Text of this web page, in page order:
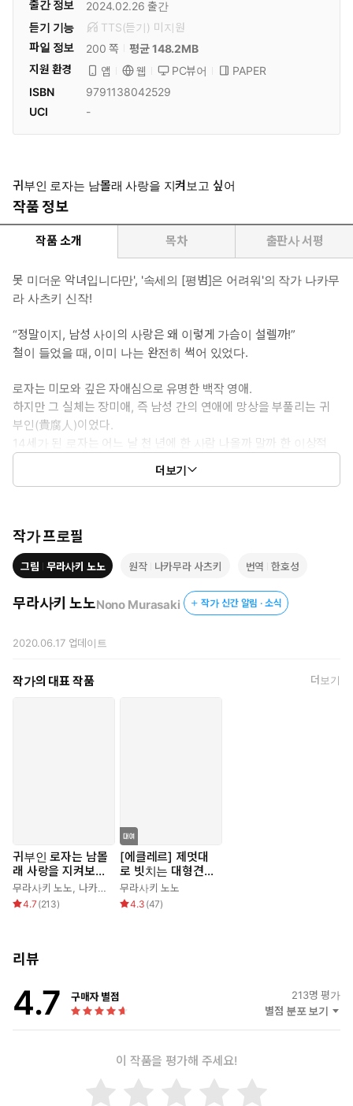
출간 정보 2024.02.26 출간
듣기 기능
TTS(듣기) 미 지원
파일 정보
200 쪽
평균 148.2MB
지원 환경
앱 웹 PC뷰어
PAPER
ISBN
9791138042529
UCI
-
귀부인 로자는 남몰래 사랑을 지켜보고 싶어
작품 정보
작품 소개 목차 출판사 서평
못 미더운 악녀입니다만', '속세의 [평범]은 어려워'의 작가 나카무
라 사츠키 신작!
“정말이지, 남성 사이의 사랑은 왜 이렇게 가슴이 설렐까!”
철이 들었을 때, 이미 나는 완전히 썩어 있었다.
로자는 미모와 깊은 자애심으로 유명한 백작 영애.
하지만 그 실체는 장미애, 즉 남성 간의 연애에 망상을 부풀리는 귀
부인(貴腐人)이었다.
14세가 된 로자는 어느 날 천 년에 한 사람 나올까 말까 한 이상적
‘수’인 배다른 남동생 베르나르도와 운명적으로 만난다.
그리고 곧장 ‘베르땅 총수 계획’을 세우고 분투……하지만 그 썩어 빠
남자만 있다 하면 냅다 엮어 버리는 신개념 BL 좋아 영애 등장!
오늘도 즐겁고 힘차게 덕질을 시작합니다♡
더보기
작가 프로필
그림 무라사키 노노 원작 나카무라 사츠키 번역 한호성
무라사키 노노Nono Murasaki 작가 신간 알림 · 소식
2020.06.17업데이트
작가의 대표 작품 더보기
귀부인 로자는 남몰
래 사랑을 지켜보고
싶어
무라사키 노노, 나카무라 사츠키 ,한호성
4.7 (213)
[에클레르] 제멋대
로 빗치는 대형견의
애착 장난감
무라사키 노노
4.3 (47)
리뷰
4.7 구매자 별점 213명 평가
별점 분포 보기
이 작품을 평가해 주세요!